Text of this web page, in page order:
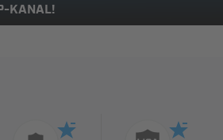
KANAL!